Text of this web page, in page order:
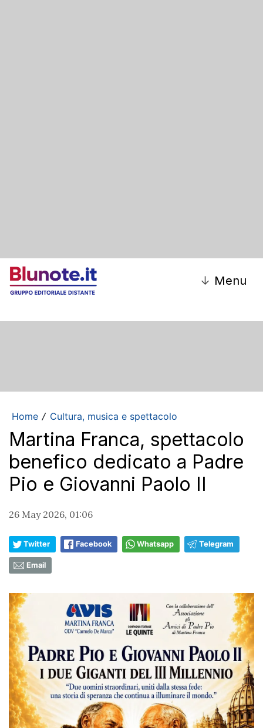
↓ Menu
Home / Cultura, musica e spettacolo
Martina Franca, spettacolo
benefico dedicato a Padre
Pio e Giovanni Paolo II
26 May 2026, 01:06
Twitter Facebook Whatsapp Telegram
Email